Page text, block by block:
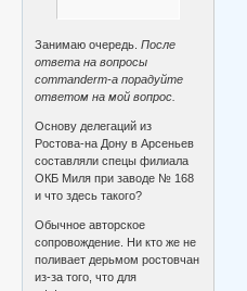
Занимаю очередь.После
ответа на вопросы
commanderm-а порадуйте
ответом на мой вопрос.
Основу делегаций из
Ростова-на Дону в Арсеньев
составляли спецы филиала
ОКБ Миля при заводе № 168
и что здесь такого?
Обычное авторское
сопровождение. Ни кто же не
поливает дерьмом ростовчан
из-за того, что для